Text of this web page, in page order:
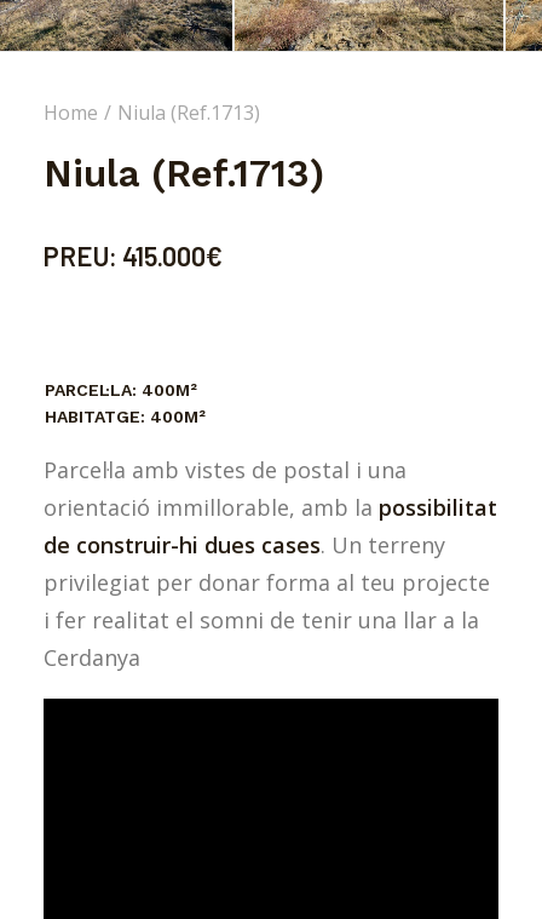
Home Niula (Ref.1713)
Niula (Ref.1713)
PREU: 415.000€
PARCEL·LA: 400M²
HABITATGE: 400M²
Parcel·la amb vistes de postal i una
orientació immillorable, amb la possibilitat
de construir-hi dues cases. Un terreny
privilegiat per donar forma al teu projecte
i fer realitat el somni de tenir una llar a la
Cerdanya